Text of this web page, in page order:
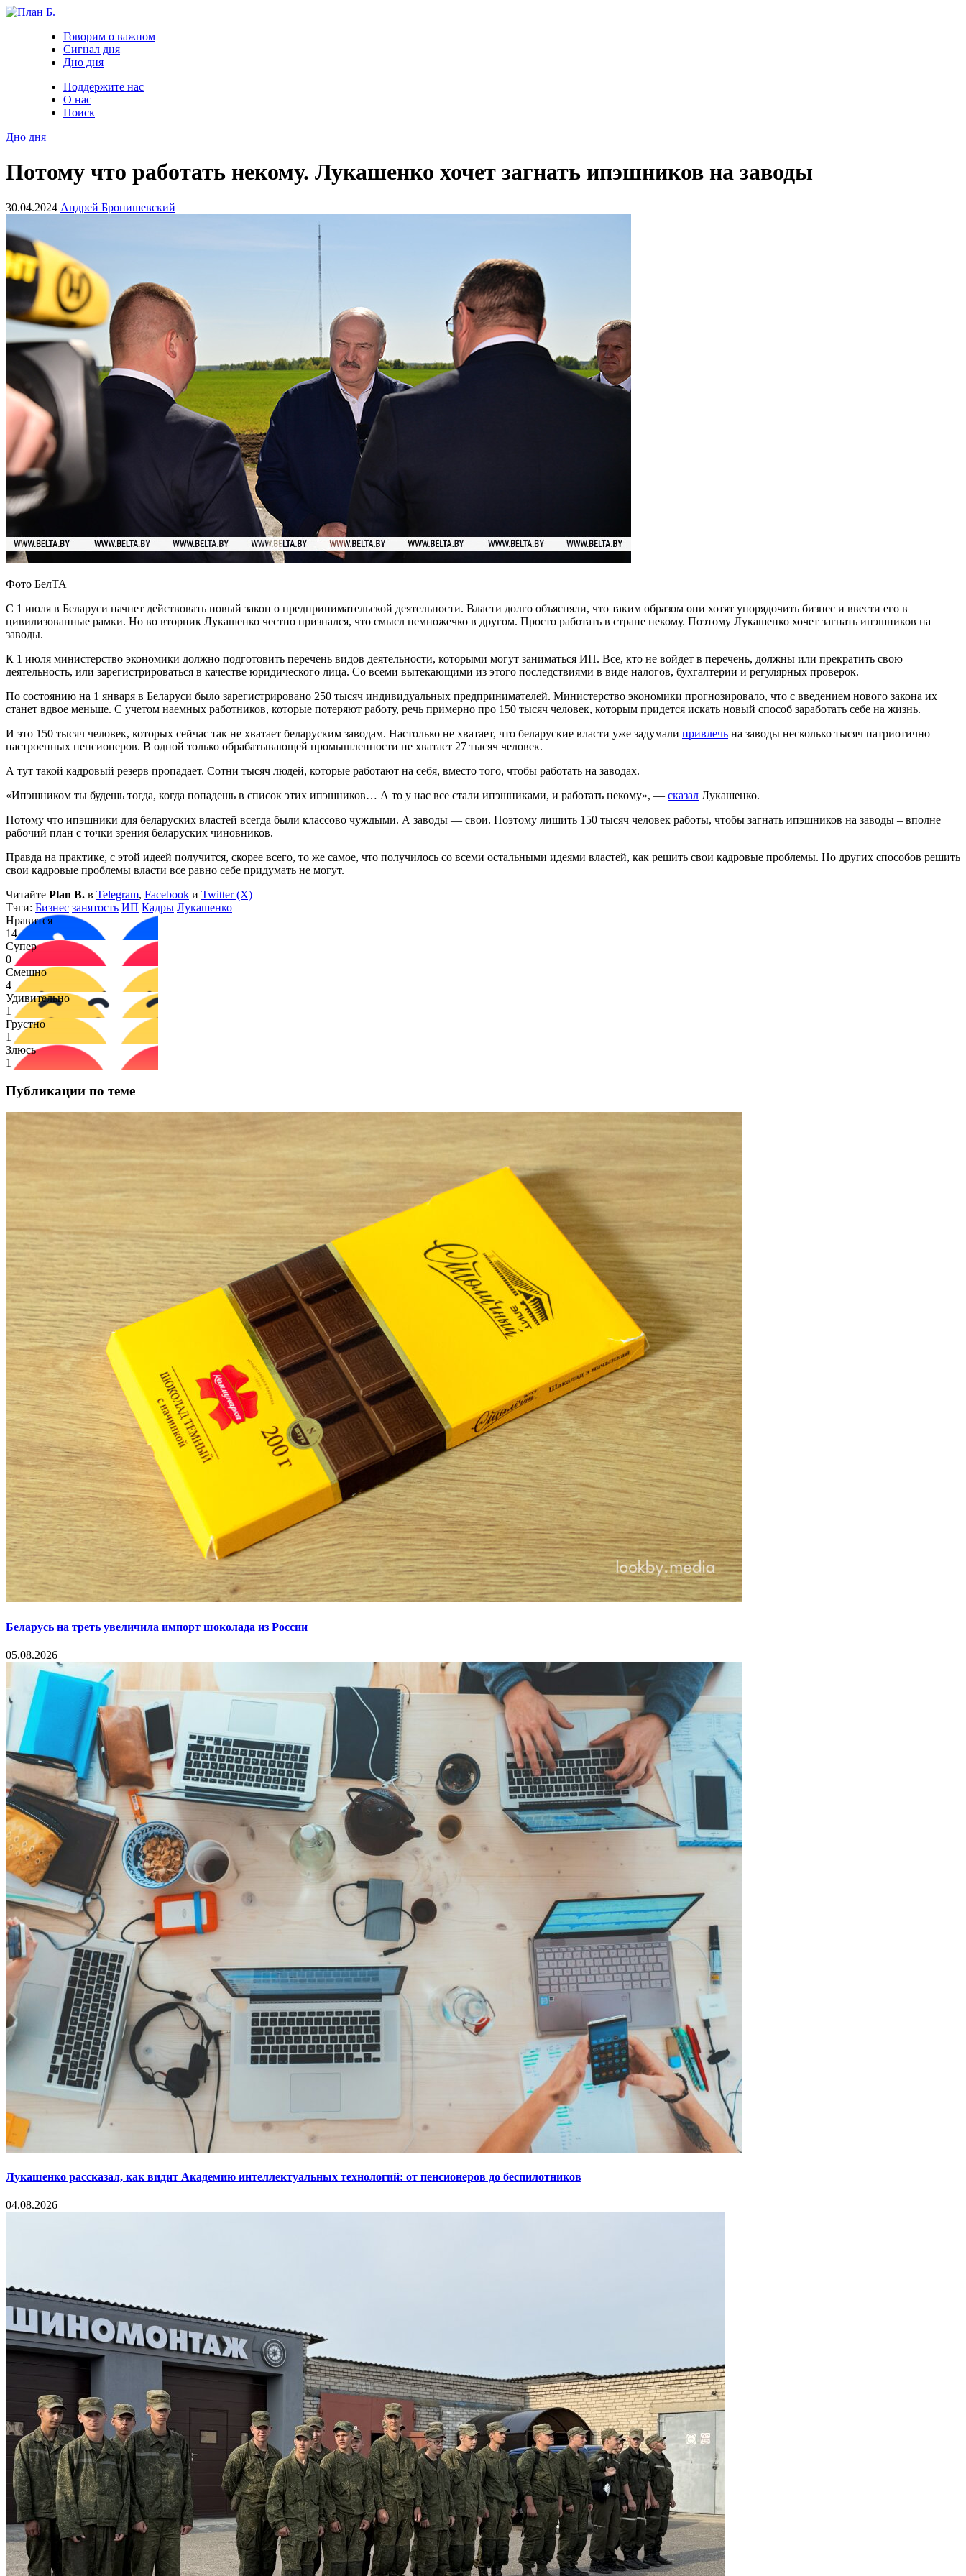
Говорим о важном
Сигнал дня
Дно дня
Поддержите нас
О нас
Поиск
Дно дня
Потому что работать некому. Лукашенко хочет загнать ипэшников на заводы
30.04.2024 Андрей Бронишевский
Фото БелТА
С 1 июля в Беларуси начнет действовать новый закон о предпринимательской деятельности. Власти долго объясняли, что таким образом они хотят упорядочить бизнес и ввести его в
цивилизованные рамки. Но во вторник Лукашенко честно признался, что смысл немножечко в другом. Просто работать в стране некому. Поэтому Лукашенко хочет загнать ипэшников на
заводы.
К 1 июля министерство экономики должно подготовить перечень видов деятельности, которыми могут заниматься ИП. Все, кто не войдет в перечень, должны или прекратить свою
деятельность, или зарегистрироваться в качестве юридического лица. Со всеми вытекающими из этого последствиями в виде налогов, бухгалтерии и регулярных проверок.
По состоянию на 1 января в Беларуси было зарегистрировано 250 тысяч индивидуальных предпринимателей. Министерство экономики прогнозировало, что с введением нового закона их
станет вдвое меньше. С учетом наемных работников, которые потеряют работу, речь примерно про 150 тысяч человек, которым придется искать новый способ заработать себе на жизнь.
И это 150 тысяч человек, которых сейчас так не хватает беларуским заводам. Настолько не хватает, что беларуские власти уже задумали привлечь на заводы несколько тысяч патриотично
настроенных пенсионеров. В одной только обрабатывающей промышленности не хватает 27 тысяч человек.
А тут такой кадровый резерв пропадает. Сотни тысяч людей, которые работают на себя, вместо того, чтобы работать на заводах.
«Ипэшником ты будешь тогда, когда попадешь в список этих ипэшников… А то у нас все стали ипэшниками, и работать некому», — сказал Лукашенко.
Потому что ипэшники для беларуских властей всегда были классово чуждыми. А заводы — свои. Поэтому лишить 150 тысяч человек работы, чтобы загнать ипэшников на заводы – вполне
рабочий план с точки зрения беларуских чиновников.
Правда на практике, с этой идеей получится, скорее всего, то же самое, что получилось со всеми остальными идеями властей, как решить свои кадровые проблемы. Но других способов решить
свои кадровые проблемы власти все равно себе придумать не могут.
Читайте Plan B. в Telegram, Facebook и Twitter (X)
Тэги: Бизнес занятость ИП Кадры Лукашенко
Нравится
14
Супер
0
Смешно
4
Удивительно
1
Грустно
1
Злюсь
1
Публикации по теме
Беларусь на треть увеличила импорт шоколада из России
05.08.2026
Лукашенко рассказал, как видит Академию интеллектуальных технологий: от пенсионеров до беспилотников
04.08.2026